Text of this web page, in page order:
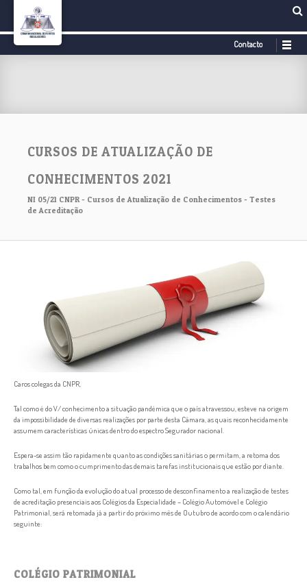
Contacto
CURSOS DE ATUALIZAÇÃO DE
CONHECIMENTOS 2021
NI 05/21 CNPR - Cursos de Atualização de Conhecimentos - Testes
de Acreditação
Caros colegas da CNPR,
Tal como é do V/ conhecimento a situação pandémica que o país atravessou, esteve na origem
da impossibilidade de diversas realizações por parte desta Câmara, as quais reconhecidamente
assumem características únicas dentro do espectro Segurador nacional.
Espera-se assim tão rapidamente quanto as condições sanitárias o permitam, a retoma dos
trabalhos bem como o cumprimento das demais tarefas institucionais que estão por diante.
Como tal, em função da evolução do atual processo de desconfinamento a realização de testes
de acreditação presenciais aos Colégios da Especialidade – Colégio Automóvel e Colégio
Patrimonial, será retomada já a partir do próximo mês de Outubro de acordo com o calendário
seguinte:
COLÉGIO PATRIMONIAL